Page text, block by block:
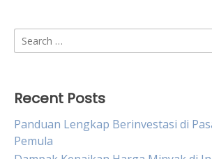
Search
for:
Recent Posts
Panduan Lengkap Berinvestasi di
Pemula